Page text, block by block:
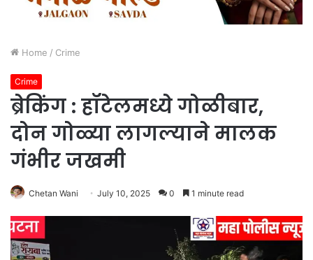
Home / Crime
Crime
ब्रेकिंग : हॉटेलमध्ये गोळीबार,
दोन गोळ्या लागल्याने मालक
गंभीर जखमी
Chetan Wani July 10, 2025 0 1 minute read